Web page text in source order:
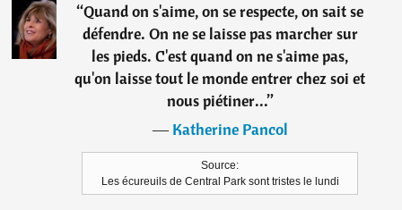
“Quand on s'aime, on se respecte, on sait se
défendre. On ne se laisse pas marcher sur
les pieds. C'est quand on ne s'aime pas,
qu'on laisse tout le monde entrer chez soi et
nous piétiner...”
―Katherine Pancol
Source:
Les écureuils de Central Park sont tristes le lundi